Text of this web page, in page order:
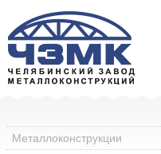
Металлоконструкции